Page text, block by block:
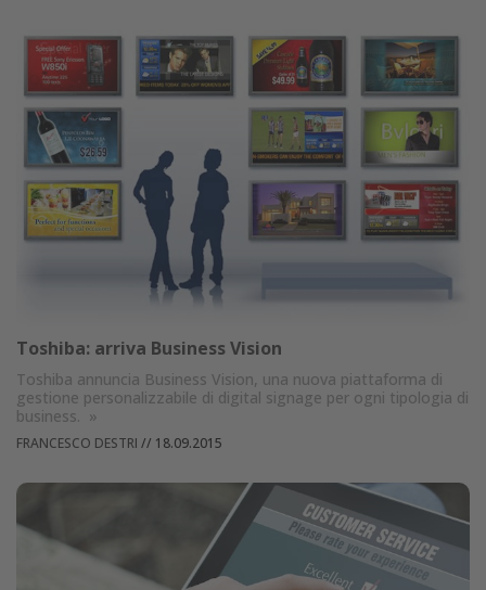
Toshiba: arriva Business Vision
Toshiba annuncia Business Vision, una nuova piattaforma di
gestione personalizzabile di digital signage per ogni tipologia di
business. »
FRANCESCO DESTRI // 18.09.2015